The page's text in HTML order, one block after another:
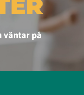
väntar på